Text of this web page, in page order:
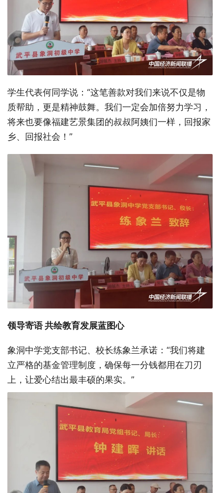
学生代表何同学说： “这笔善款对我们来说不仅是物
质帮助，更是精神鼓舞。我们一定会加倍努力学习，
将来也要像福建艺景集团的叔叔阿姨们一样，回报家
乡、回报社会！”
领导寄语共绘教育发展蓝图心
象洞中学党支部书记、校长练象兰承诺： “我们将建
立严格的基金管理制度，确保每一分钱都用在刀刃
上，让爱心结出最丰硕的果实。”